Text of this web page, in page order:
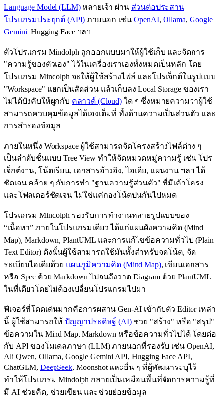
Language Model (LLM) หลายเจ้า ผ่าน ส่วนต่อประสาน
โปรแกรมประยุกต์ (API) ภายนอก เช่น OpenAI, Ollama, Google
Gemini, Hugging Face ฯลฯ
ตัวโปรแกรม Mindolph ถูกออกแบบมาให้ผู้ใช้เก็บ และจัดการ
"ความรู้ของตัวเอง" ไว้ในเครื่องเราเองทั้งหมดเป็นหลัก โดย
โปรแกรม Mindolph จะให้ผู้ใช้สร้างไฟล์ และโปรเจ็กต์ในรูปแบบ
"Workspace" แยกเป็นสัดส่วน แล้วเก็บลง Local Storage ของเรา
ไม่ได้บังคับให้ผูกกับ คลาวด์ (Cloud) ใด ๆ ซึ่งหมายความว่าผู้ใช้
สามารถควบคุมข้อมูลได้เองเต็มที่ ทั้งด้านความเป็นส่วนตัว และ
การสำรองข้อมูล
ภายในหนึ่ง Workspace ผู้ใช้สามารถจัดโครงสร้างไฟล์ต่าง ๆ
เป็นลำดับชั้นแบบ Tree View ทำให้จัดหมวดหมู่ความรู้ เช่น โปร
เจ็กต์งาน, โน้ตเรียน, เอกสารอ้างอิง, ไอเดีย, แผนงาน ฯลฯ ได้
ชัดเจน คล้าย ๆ กับการทำ "ฐานความรู้ส่วนตัว" ที่มีเค้าโครง
และโฟลเดอร์ชัดเจน ไม่ใช่แค่กองโน้ตปนกันไปหมด
โปรแกรม Mindolph รองรับการทำงานหลายรูปแบบของ
“เนื้อหา” ภายในโปรแกรมเดียว ได้แก่แผนผังความคิด (Mind
Map), Markdown, PlantUML และการแก้ไขข้อความทั่วไป (Plain
Text Editor) ดังนั้นผู้ใช้สามารถใช้มันทั้งสำหรับจดโน้ต, จัด
ระเบียบไอเดียด้วย แผนภูมิความคิด (Mind Map), เขียนเอกสาร
หรือ Spec ด้วย Markdown ไปจนถึงวาด Diagram ด้วย PlantUML
ในที่เดียวโดยไม่ต้องเปลี่ยนโปรแกรมไปมา
ฟีเจอร์ที่โดดเด่นมากคือการผสาน Gen‑AI เข้ากับตัว Editor เหล่า
นี้ ผู้ใช้สามารถให้ ปัญญาประดิษฐ์ (AI) ช่วย "สร้าง" หรือ "สรุป"
ข้อความใน Mind Map, Markdown หรือข้อความทั่วไปได้ โดยต่อ
กับ API ของโมเดลภาษา (LLM) ภายนอกที่รองรับ เช่น OpenAI,
Ali Qwen, Ollama, Google Gemini API, Hugging Face API,
ChatGLM, DeepSeek, Moonshot และอื่น ๆ ที่ผู้พัฒนาระบุไว้
ทำให้โปรแกรม Mindolph กลายเป็นเหมือนพื้นที่จัดการความรู้ที่
มี AI ช่วยคิด, ช่วยเขียน และช่วยย่อยข้อมูล